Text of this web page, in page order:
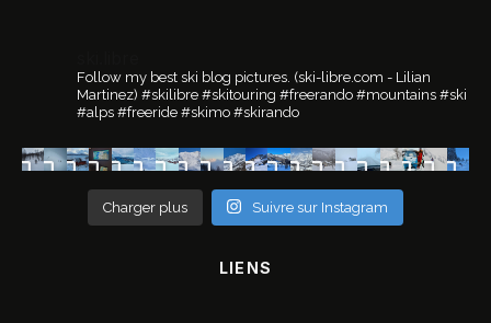
Follow my best ski blog pictures. (ski-libre.com - Lilian
Martinez) #skilibre #skitouring #freerando #mountains #ski
#alps #freeride #skimo #skirando
Charger plus Suivre sur Instagram
LIENS